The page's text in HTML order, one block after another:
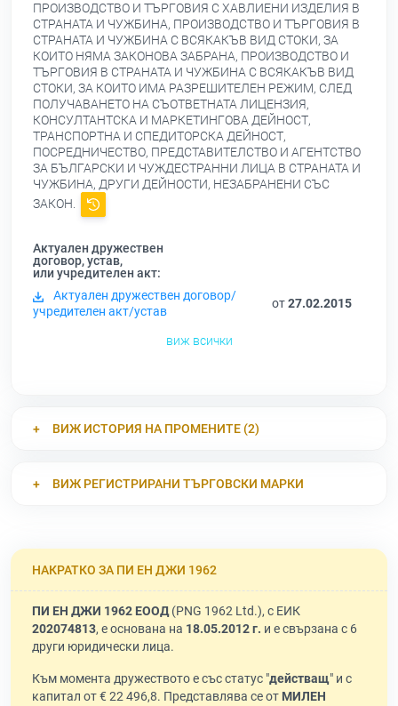
ПРОИЗВОДСТВО И ТЪРГОВИЯ С ХАВЛИЕНИ ИЗДЕЛИЯ В
СТРАНАТА И ЧУЖБИНА, ПРОИЗВОДСТВО И ТЪРГОВИЯ В
СТРАНАТА И ЧУЖБИНА С ВСЯКАКЪВ ВИД СТОКИ, ЗА
КОИТО НЯМА ЗАКОНОВА ЗАБРАНА, ПРОИЗВОДСТВО И
ТЪРГОВИЯ В СТРАНАТА И ЧУЖБИНА С ВСЯКАКЪВ ВИД
СТОКИ, ЗА КОИТО ИМА РАЗРЕШИТЕЛЕН РЕЖИМ, СЛЕД
ПОЛУЧАВАНЕТО НА СЪОТВЕТНАТА ЛИЦЕНЗИЯ,
КОНСУЛТАНТСКА И МАРКЕТИНГОВА ДЕЙНОСТ,
ТРАНСПОРТНА И СПЕДИТОРСКА ДЕЙНОСТ,
ПОСРЕДНИЧЕСТВО, ПРЕДСТАВИТЕЛСТВО И АГЕНТСТВО
ЗА БЪЛГАРСКИ И ЧУЖДЕСТРАННИ ЛИЦА В СТРАНАТА И
ЧУЖБИНА, ДРУГИ ДЕЙНОСТИ, НЕЗАБРАНЕНИ СЪС
ЗАКОН.
Актуален дружествен
договор, устав,
или учредителен акт:
Актуален дружествен договор/
учредителен акт/устав
от27.02.2015
виж всички
ВИЖ ИСТОРИЯ НА ПРОМЕНИТЕ (2)
ВИЖ РЕГИСТРИРАНИ ТЪРГОВСКИ МАРКИ
НАКРАТКО ЗА ПИ ЕН ДЖИ 1962
ПИ ЕН ДЖИ 1962 ЕООД(PNG 1962 Ltd.), с ЕИК
202074813, е основана на 18.05.2012 г. и е свързана с 6
други юридически лица.
Към момента дружеството е със статус "действащ" и с
капитал от € 22 496,8. Представлява се от МИЛЕН